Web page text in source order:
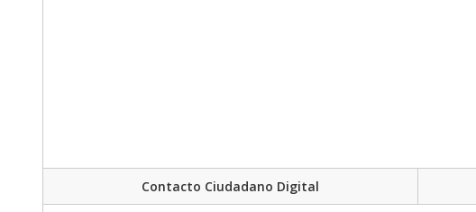
Contacto Ciudadano Digital